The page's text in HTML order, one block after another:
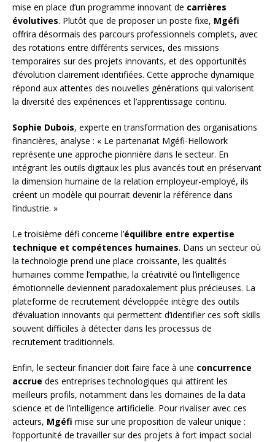
mise en place d’un programme innovant de carrières
évolutives. Plutôt que de proposer un poste fixe, Mgéfi
offrira désormais des parcours professionnels complets, avec
des rotations entre différents services, des missions
temporaires sur des projets innovants, et des opportunités
d’évolution clairement identifiées. Cette approche dynamique
répond aux attentes des nouvelles générations qui valorisent
la diversité des expériences et l’apprentissage continu.
Sophie Dubois, experte en transformation des organisations
financières, analyse : « Le partenariat Mgéfi-Hellowork
représente une approche pionnière dans le secteur. En
intégrant les outils digitaux les plus avancés tout en préservant
la dimension humaine de la relation employeur-employé, ils
créent un modèle qui pourrait devenir la référence dans
l’industrie. »
Le troisième défi concerne l’équilibre entre expertise
technique et compétences humaines. Dans un secteur où
la technologie prend une place croissante, les qualités
humaines comme l’empathie, la créativité ou l’intelligence
émotionnelle deviennent paradoxalement plus précieuses. La
plateforme de recrutement développée intègre des outils
d’évaluation innovants qui permettent d’identifier ces soft skills
souvent difficiles à détecter dans les processus de
recrutement traditionnels.
Enfin, le secteur financier doit faire face à une concurrence
accrue des entreprises technologiques qui attirent les
meilleurs profils, notamment dans les domaines de la data
science et de l’intelligence artificielle. Pour rivaliser avec ces
acteurs, Mgéfi mise sur une proposition de valeur unique :
l’opportunité de travailler sur des projets à fort impact social